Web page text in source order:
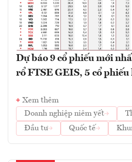
Dự báo 9 cổ phiếu mới
rổ FTSE GEIS, 5 cổ
Xem thêm
Doanh nghiệp niêm yết
Đầu tư
Quốc tế